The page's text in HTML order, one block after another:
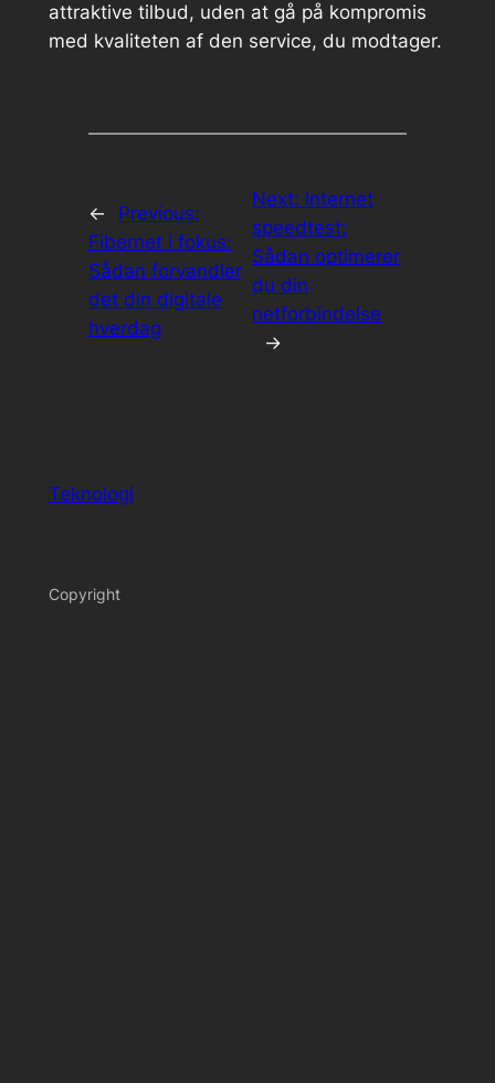
attraktive tilbud, uden at gå på kompromis
med kvaliteten af den service, du modtager.
←
Previous:
Fibernet i fokus:
Sådan forvandler
det din digitale
hverdag
Next: Internet
speedtest:
Sådan optimerer
du din
netforbindelse
→
Teknologi
Copyright